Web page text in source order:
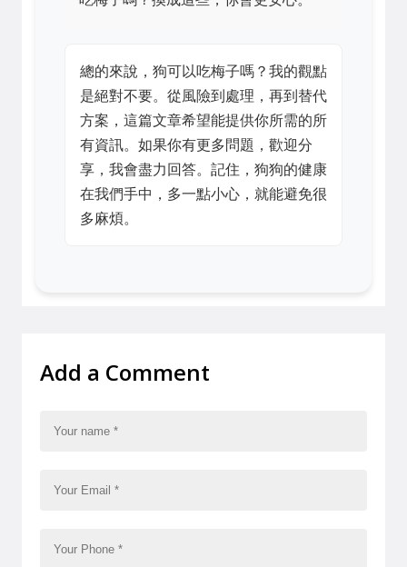
總的來說，狗可以吃梅子嗎？我的觀點
是絕對不要。從風險到處理，再到替代
方案，這篇文章希望能提供你所需的所
有資訊。如果你有更多問題，歡迎分
享，我會盡力回答。記住，狗狗的健康
在我們手中，多一點小心，就能避免很
多麻煩。
Add a Comment